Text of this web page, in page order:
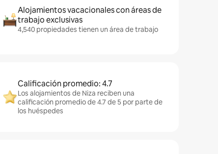
Alojamientos vacacionales con áreas de
trabajo exclusivas
4,540 propiedades tienen un área de trabajo
Calificación promedio: 4.7
Los alojamientos de Niza reciben una
calificación promedio de 4.7 de 5 por parte de
los huéspedes